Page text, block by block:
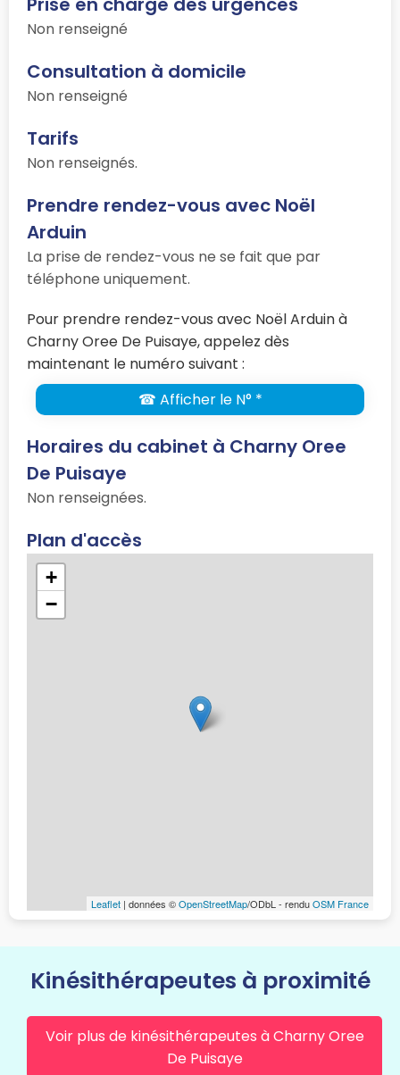
Non renseigné
Consultation à domicile
Non renseigné
Tarifs
Non renseignés.
Prendre rendez-vous avec Noël
Arduin
La prise de rendez-vous ne se fait que par
téléphone uniquement.
Pour prendre rendez-vous avec Noël Arduin à
Charny Oree De Puisaye, appelez dès
maintenant le numéro suivant :
☎ Afficher le N° *
Horaires du cabinet à Charny Oree
De Puisaye
Non renseignées.
Plan d'accès
+
−
Leaflet | données ©OpenStreetMap/ODbL - renduOSM France
Kinésithérapeutes à proximité
Voir plus de kinésithérapeutes à Charny Oree
De Puisaye